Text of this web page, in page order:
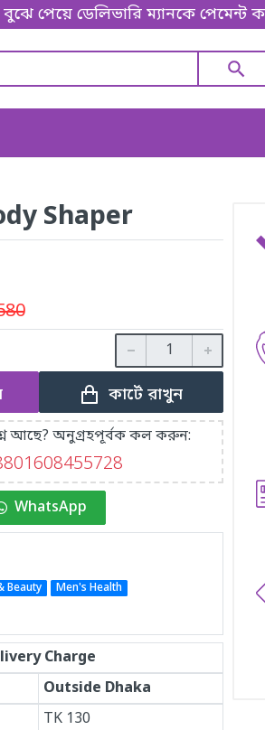
ম্যানকে পেমেন্ট করবেন।
Shaper
কার্টে রাখুন
আছে? অনুগ্রহপূর্বক কল করুন:
WhatsApp
Beauty
Men's Health
Charge
Outside Dhaka
TK 130